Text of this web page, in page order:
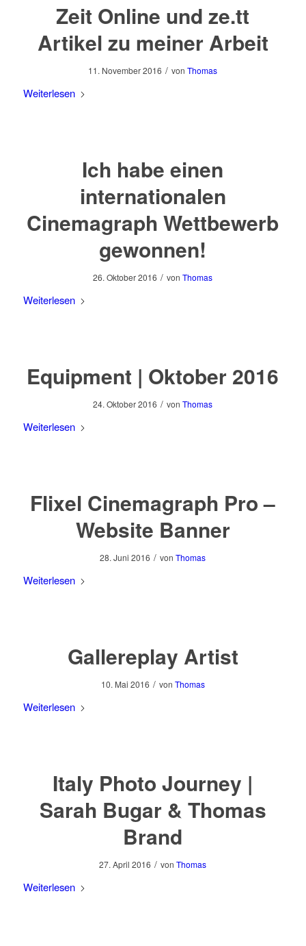
Zeit Online und ze.tt
Artikel zu meiner Arbeit
11. November 2016 / vonThomas
Weiterlesen
Ich habe einen
internationalen
Cinemagraph Wettbewerb
gewonnen!
26. Oktober 2016 / vonThomas
Weiterlesen
Equipment | Oktober 2016
24. Oktober 2016 / vonThomas
Weiterlesen
Flixel Cinemagraph Pro –
Website Banner
28. Juni 2016 / vonThomas
Weiterlesen
Gallereplay Artist
10. Mai 2016 / von Thomas
Weiterlesen
Italy Photo Journey |
Sarah Bugar & Thomas
Brand
27. April 2016 / vonThomas
Weiterlesen